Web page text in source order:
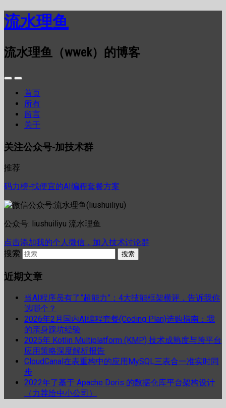
流水理鱼
流水理鱼（wwek）的博客
首页
所有
留言
关于
关注公众号-加技术群
推荐
码力榜-找便宜的AI编程套餐方案
公众号: liushuiliyu 流水理鱼
点击添加我的个人微信，加入技术讨论群
搜索
近期文章
当AI程序员有了”超能力”：4大技能框架横评，告诉我你
选哪个？
2026年2月国内AI编程套餐(Coding Plan)选购指南：我
的亲身踩坑经验
2025年 Kotlin Multiplatform (KMP) 技术成熟度与跨平台
应用策略深度解析报告
CloudCanal在表重构中的应用MySQL三表合一准实时同
步
2022年了基于 Apache Doris 的数据仓库平台架构设计
（力荐给中小公司）